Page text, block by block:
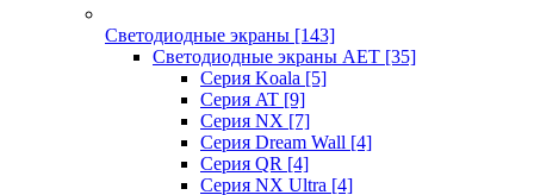
Светодиодные экраны [143]
Светодиодные экраны AET [35]
Cерия Koala [5]
Серия AT [9]
Серия NX [7]
Серия Dream Wall [4]
Серия QR [4]
Серия NX Ultra [4]